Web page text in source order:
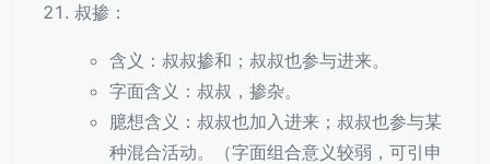
叔掺：
含义：叔叔掺和；叔叔也参与进来。
字面含义：叔叔，掺杂。
臆想含义：叔叔也加入进来；叔叔也参与某
种混合活动。（字面组合意义较弱，可引申